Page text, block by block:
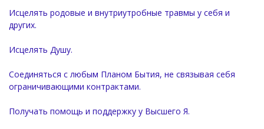
Исцелять родовые и внутриутробные травмы у себя и
других.
Исцелять Душу.
Соединяться с любым Планом Бытия, не связывая себя
ограничивающими контрактами.
Получать помощь и поддержку у Высшего Я.